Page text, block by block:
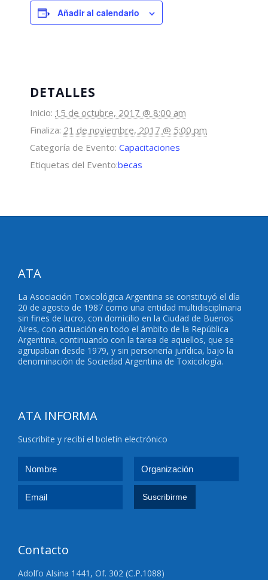
Añadir al calendario
DETALLES
Inicio: 15 de octubre, 2017 @ 8:00 am
Finaliza: 21 de noviembre, 2017 @ 5:00 pm
Categoría de Evento: Capacitaciones
Etiquetas del Evento:becas
ATA
La Asociación Toxicológica Argentina se constituyó el día
20 de agosto de 1987 como una entidad multidisciplinaria
sin fines de lucro, con domicilio en la Ciudad de Buenos
Aires, con actuación en todo el ámbito de la República
Argentina, continuando con la tarea de aquellos, que se
agrupaban desde 1979, y sin personería jurídica, bajo la
denominación de Sociedad Argentina de Toxicología.
ATA INFORMA
Suscribite y recibí el boletín electrónico
Contacto
Adolfo Alsina 1441, Of. 302 (C.P.1088)